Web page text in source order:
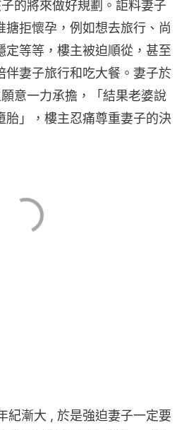
的將來做好規劃。詎料妻子
搪拒懷孕，例如想去旅行、尚
定等等，樓主被迫順從，甚至
伴妻子旅行和吃大餐。妻子於
意一力承擔，「結果老婆說
胎」，樓主忍痛尊重妻子的決
紀漸大 , 於是強迫妻子一定要